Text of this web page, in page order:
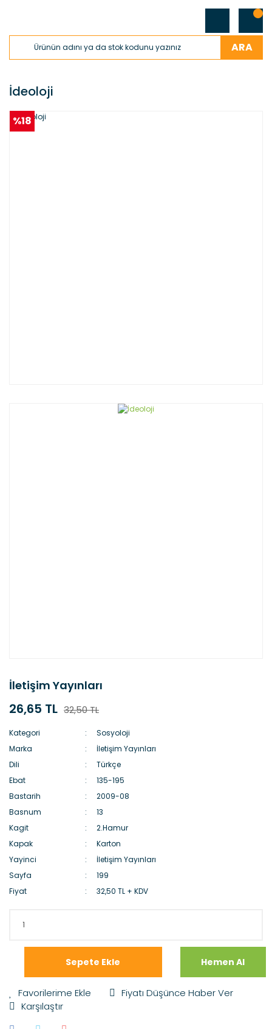
ARA
İdeoloji
%18
İletişim Yayınları
26,65 TL 32,50 TL
Kategori
Sosyoloji
Marka
İletişim Yayınları
Dili
Türkçe
Ebat
135-195
Bastarih
2009-08
Basnum
13
Kagit
2.Hamur
Kapak
Karton
Yayinci
İletişim Yayınları
Sayfa
199
Fiyat
32,50 TL + KDV
Sepete Ekle Hemen Al
Fiyatı Düşünce Haber Ver
Karşılaştır